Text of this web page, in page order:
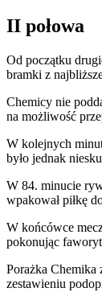
II połowa
Od początku
bramki z
Chemicy nie
na możliwość
W kolejnych
było jednak
W 84. minucie
wpakował piłkę
W końcówce
pokonując
Porażka Chemika
zestawieniu